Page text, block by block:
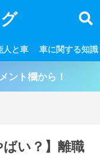
人と車 車に関する知識
ント欄から！
ばい？】離職